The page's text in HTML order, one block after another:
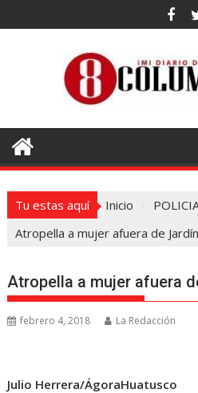
al
Tu estas aquí Inicio
Atropella a mujer afuera de
Atropella a mujer afuera
febrero 4, 2018 La Redacción
Julio Herrera/ÁgoraHuatusco